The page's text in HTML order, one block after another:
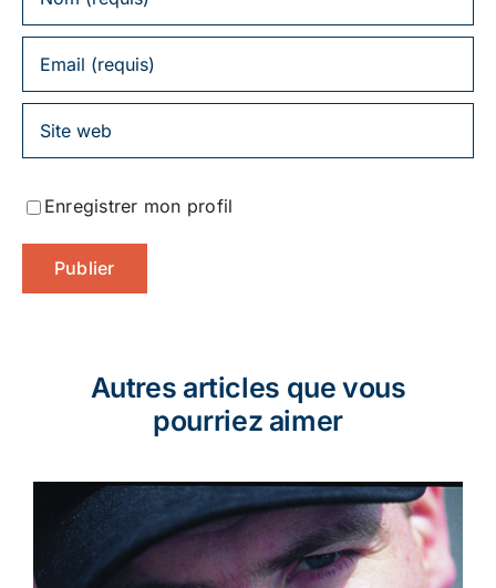
Enregistrer mon profil
Autres articles que vous
pourriez aimer